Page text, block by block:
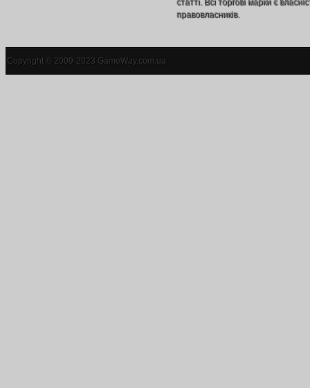
статті. Всі торгові марки є
правовласників.
Copyright © 2009-2023 GameWay.com.ua